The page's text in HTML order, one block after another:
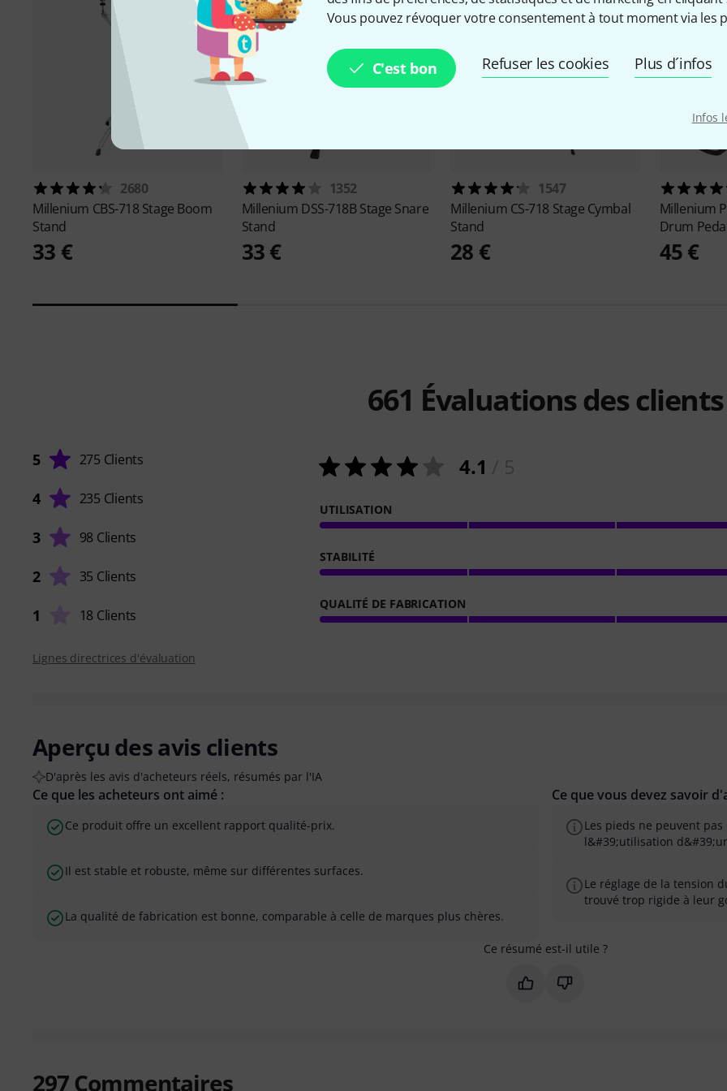
Vous pouvez révoquer votre consentement à tout moment via les
C'est bon Refuser les cookies Plus d´infos
Infos
2680
Millenium CBS-718 Stage Boom
Stand
33 €
1352
Millenium DSS-718B Stage Snare
Stand
33 €
1547
Millenium CS-718 Stage Cymbal
Stand
28 €
Millenium
Drum
45 €
661 Évaluations des clients
5 275 Clients
4 235 Clients
3 98 Clients
2 35 Clients
1 18 Clients
4.1
UTILISATION
STABILITÉ
QUALITÉ DE FABRICATION
Lignes directrices d'évaluation
Aperçu des avis clients
D'après les avis d'acheteurs réels, résumés par l'IA
Ce que les acheteurs ont aimé :
Ce produit offre un excellent rapport qualité-prix.
Il est stable et robuste, même sur différentes surfaces.
La qualité de fabrication est bonne, comparable à celle de marques plus chères.
Ce que vous devez savoir
Les pieds ne peuvent
l&#39;utilisation
Le réglage de la tension
trouvé trop rigide à leur
Ce résumé est-il utile ?
Marquer ce résumé comme utile
Marquer ce résumé
297 Commentaires